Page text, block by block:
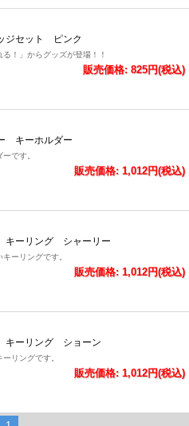
ジセット ピンク
る！」からグッズが登場！！
販売価格: 825円(税込)
キーホルダー
です。
販売価格: 1,012円(税込)
キーリング シャーリー
ーリングです。
販売価格: 1,012円(税込)
キーリング ショーン
リングです。
販売価格: 1,012円(税込)